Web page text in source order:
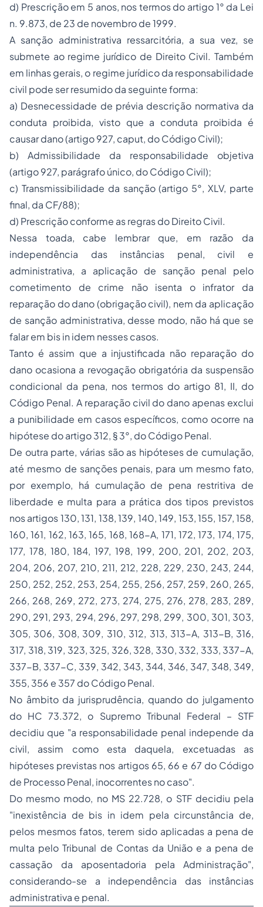
d) Prescrição em 5 anos, nos termos do artigo 1° da Lei
n. 9.873, de 23 de novembro de 1999.
A sanção administrativa ressarcitória, a sua vez, se
submete ao regime jurídico de Direito Civil. Também
em linhas gerais, o regime jurídico da responsabilidade
civil pode ser resumido da seguinte forma:
a) Desnecessidade de prévia descrição normativa da
conduta proibida, visto que a conduta proibida é
causar dano (artigo 927, caput, do Código Civil);
b) Admissibilidade da responsabilidade objetiva
(artigo 927, parágrafo único, do Código Civil);
c) Transmissibilidade da sanção (artigo 5°, XLV, parte
final, da CF/88);
d) Prescrição conforme as regras do Direito Civil.
Nessa toada, cabe lembrar que, em razão da
independência das instâncias penal, civil e
administrativa, a aplicação de sanção penal pelo
cometimento de crime não isenta o infrator da
reparação do dano (obrigação civil), nem da aplicação
de sanção administrativa, desse modo, não há que se
falar em bis in idem nesses casos.
Tanto é assim que a injustificada não reparação do
dano ocasiona a revogação obrigatória da suspensão
condicional da pena, nos termos do artigo 81, II, do
Código Penal. A reparação civil do dano apenas exclui
a punibilidade em casos específicos, como ocorre na
hipótese do artigo 312, § 3°, do Código Penal.
De outra parte, várias são as hipóteses de cumulação,
até mesmo de sanções penais, para um mesmo fato,
por exemplo, há cumulação de pena restritiva de
liberdade e multa para a prática dos tipos previstos
nos artigos 130, 131, 138, 139, 140, 149, 153, 155, 157, 158,
160, 161, 162, 163, 165, 168, 168-A, 171, 172, 173, 174, 175,
177, 178, 180, 184, 197, 198, 199, 200, 201, 202, 203,
204, 206, 207, 210, 211, 212, 228, 229, 230, 243, 244,
250, 252, 252, 253, 254, 255, 256, 257, 259, 260, 265,
266, 268, 269, 272, 273, 274, 275, 276, 278, 283, 289,
290, 291, 293, 294, 296, 297, 298, 299, 300, 301, 303,
305, 306, 308, 309, 310, 312, 313, 313-A, 313-B, 316,
317, 318, 319, 323, 325, 326, 328, 330, 332, 333, 337-A,
337-B, 337-C, 339, 342, 343, 344, 346, 347, 348, 349,
355, 356 e 357 do Código Penal.
No âmbito da jurisprudência, quando do julgamento
do HC 73.372, o Supremo Tribunal Federal – STF
decidiu que "a responsabilidade penal independe da
civil, assim como esta daquela, excetuadas as
hipóteses previstas nos artigos 65, 66 e 67 do Código
de Processo Penal, inocorrentes no caso".
Do mesmo modo, no MS 22.728, o STF decidiu pela
"inexistência de bis in idem pela circunstância de,
pelos mesmos fatos, terem sido aplicadas a pena de
multa pelo Tribunal de Contas da União e a pena de
cassação da aposentadoria pela Administração",
considerando-se a independência das instâncias
administrativa e penal.